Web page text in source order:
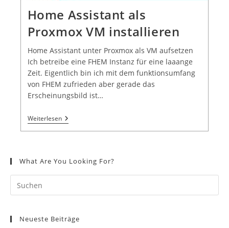
Home Assistant als
Proxmox VM installieren
Home Assistant unter Proxmox als VM aufsetzen
Ich betreibe eine FHEM Instanz für eine laaange
Zeit. Eigentlich bin ich mit dem funktionsumfang
von FHEM zufrieden aber gerade das
Erscheinungsbild ist…
Weiterlesen
What Are You Looking For?
Neueste Beiträge